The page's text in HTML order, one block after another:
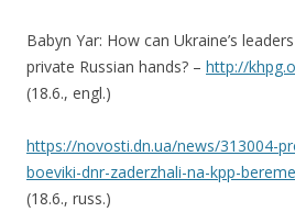
Babyn Yar: How can Ukraine’s
private Russian hands? – http://
(18.6., engl.)
https://novosti.dn.ua/news/313004-
boeviki-dnr-zaderzhali-na-kpp-
(18.6., russ.)